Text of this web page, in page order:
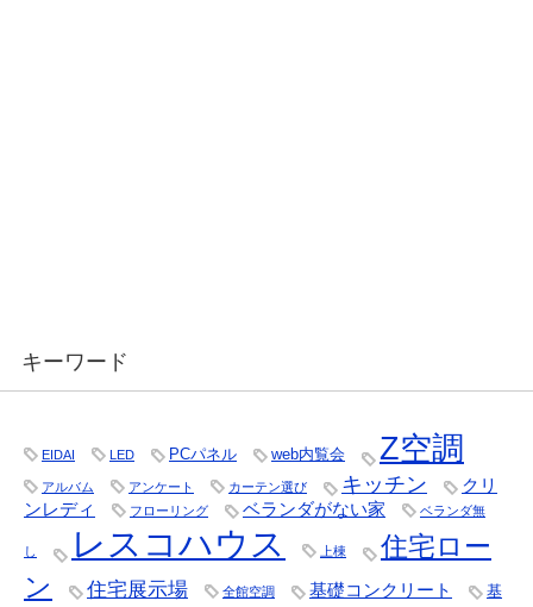
キーワード
EIDAI LED PCパネル web内覧会 Z空調
アルバム アンケート カーテン選び キッチン
クリ
ンレディ
フローリング ベランダがない家 ベランダ無
し レスコハウス 上棟
住宅ロー
ン
住宅展示場 全館空調 基礎コンクリート 基